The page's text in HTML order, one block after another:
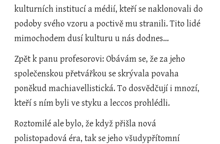
kulturních institucí a médií, kteří se naklonovali do
podoby svého vzoru a poctivě mu stranili. Tito lidé
mimochodem dusí kulturu u nás dodnes…
Zpět k panu profesorovi: Obávám se, že za jeho
společenskou přetvářkou se skrývala povaha
poněkud machiavellistická. To dosvědčují i mnozí,
kteří s ním byli ve styku a leccos prohlédli.
Roztomilé ale bylo, že když přišla nová
polistopadová éra, tak se jeho všudypřítomní